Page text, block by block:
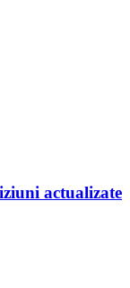
actualizate